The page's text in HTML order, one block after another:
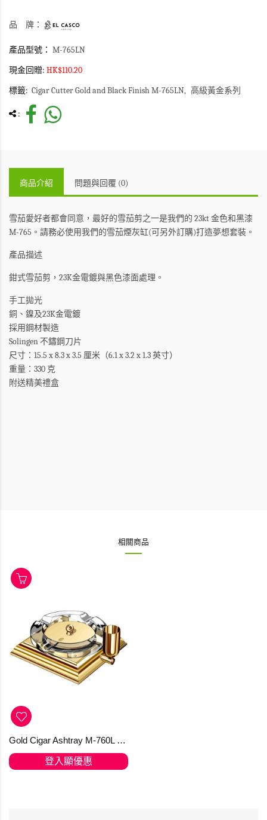
品 牌：
產品型號： M-765LN
現金回贈: HK$110.20
標籤: Cigar Cutter Gold and Black Finish M-765LN 高級黃金系列
:
商品介紹 問題與回覆 (0)
雪茄愛好者都會同意，最好的雪茄剪之一是我們的 23kt 金色和黑漆
M-765。 請務必使用我們的雪茄煙灰缸(可另外訂購)打造夢想套裝。
產品描述
鉗式雪茄剪，23K金電鍍與黑色漆面處理。
手工拋光
銅、鎳及23K金電鍍
採用鋼材製造
Solingen 不鏽鋼刀片
尺寸：15.5 x 8.3 x 3.5 厘米（6.1 x 3.2 x 1.3 英寸）
重量：330 克
附送精美禮盒
相關商品
Gold Cigar Ashtray M-760L (訂購)
登入顯優惠